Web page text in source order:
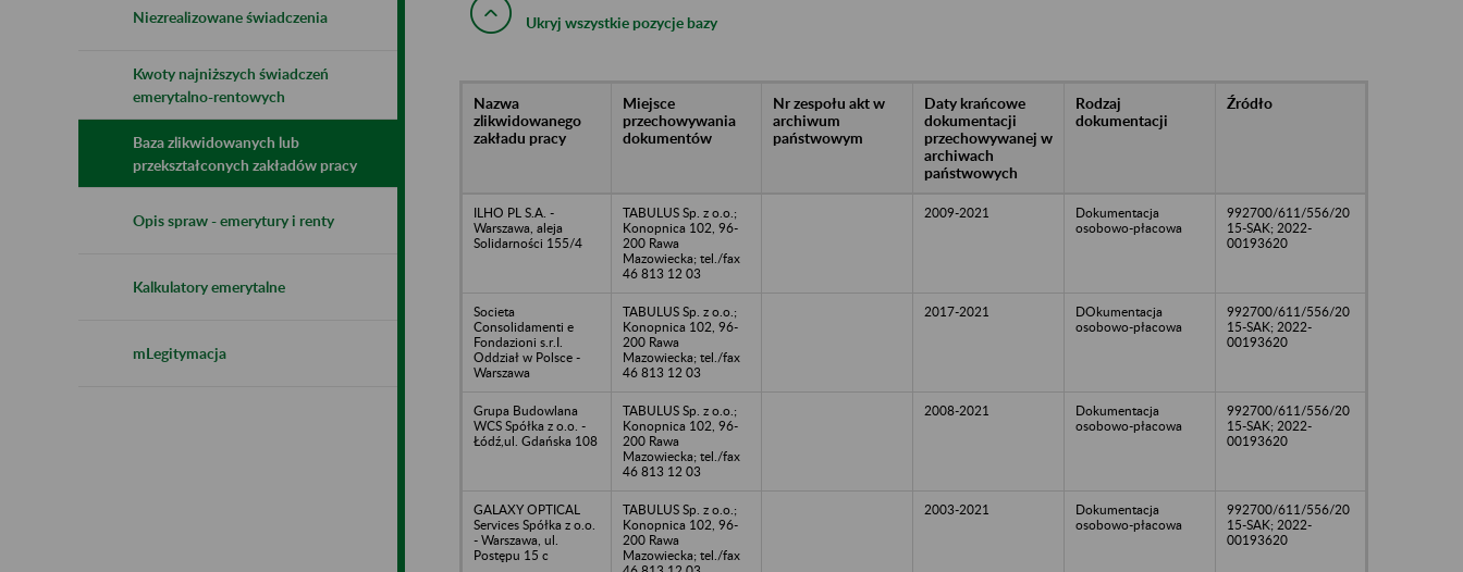
Niezrealizowane świadczenia
Kwoty najniższych świadczeń
emerytalno-rentowych
Baza zlikwidowanych lub
przekształconych zakładów pracy
Opis spraw - emerytury i renty
Kalkulatory emerytalne
mLegitymacja
Ukryj wszystkie pozycje bazy
Nazwa
zlikwidowanego
zakładu pracy
Miejsce
przechowywania
dokumentów
Nr zespołu akt w
archiwum
państwowym
Daty krańcowe
dokumentacji
przechowywanej w
archiwach
państwowych
Rodzaj
dokumentacji
Źródło
ILHO PL S.A. -
Warszawa, aleja
Solidarności 155/4
TABULUS Sp. z o.o.;
Konopnica 102, 96-
200 Rawa
Mazowiecka; tel./fax
46 813 12 03
2009-2021
Dokumentacja
osobowo-płacowa
992700/611/556/20
15-SAK; 2022-
00193620
Societa
Consolidamenti e
Fondazioni s.r.I.
Oddział w Polsce -
Warszawa
TABULUS Sp. z o.o.;
Konopnica 102, 96-
200 Rawa
Mazowiecka; tel./fax
46 813 12 03
2017-2021
DOkumentacja
osobowo-płacowa
992700/611/556/20
15-SAK; 2022-
00193620
Grupa Budowlana
WCS Spółka z o.o. -
Łódź,ul. Gdańska 108
TABULUS Sp. z o.o.;
Konopnica 102, 96-
200 Rawa
Mazowiecka; tel./fax
46 813 12 03
2008-2021
Dokumentacja
osobowo-płacowa
992700/611/556/20
15-SAK; 2022-
00193620
GALAXY OPTICAL
Services Spółka z o.o.
- Warszawa, ul.
Postępu 15 c
TABULUS Sp. z o.o.;
Konopnica 102, 96-
200 Rawa
Mazowiecka; tel./fax
2003-2021
Dokumentacja
osobowo-płacowa
992700/611/556/20
15-SAK; 2022-
00193620